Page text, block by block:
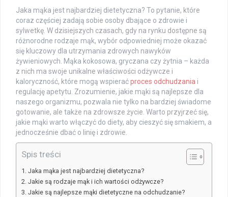
Jaka mąka jest najbardziej dietetyczna? To pytanie, które
coraz częściej zadają sobie osoby dbające o zdrowie i
sylwetkę. W dzisiejszych czasach, gdy na rynku dostępne są
różnorodne rodzaje mąk, wybór odpowiedniej może okazać
się kluczowy dla utrzymania zdrowych nawyków
żywieniowych. Mąka kokosowa, gryczana czy żytnia – każda
z nich ma swoje unikalne właściwości odżywcze i
kaloryczność, które mogą wspieraćproces odchudzania i
regulację apetytu. Zrozumienie, jakie mąki są najlepsze dla
naszego organizmu, pozwala nie tylko na bardziej świadome
gotowanie, ale także na zdrowsze życie. Warto przyjrzeć się,
jakie mąki warto włączyć do diety, aby cieszyć się smakiem, a
jednocześnie dbać o linię i zdrowie.
Spis treści
Jaka mąka jest najbardziej dietetyczna?
Jakie są rodzaje mąk i ich wartości odżywcze?
Jakie są najlepsze mąki dietetyczne na odchudzanie?